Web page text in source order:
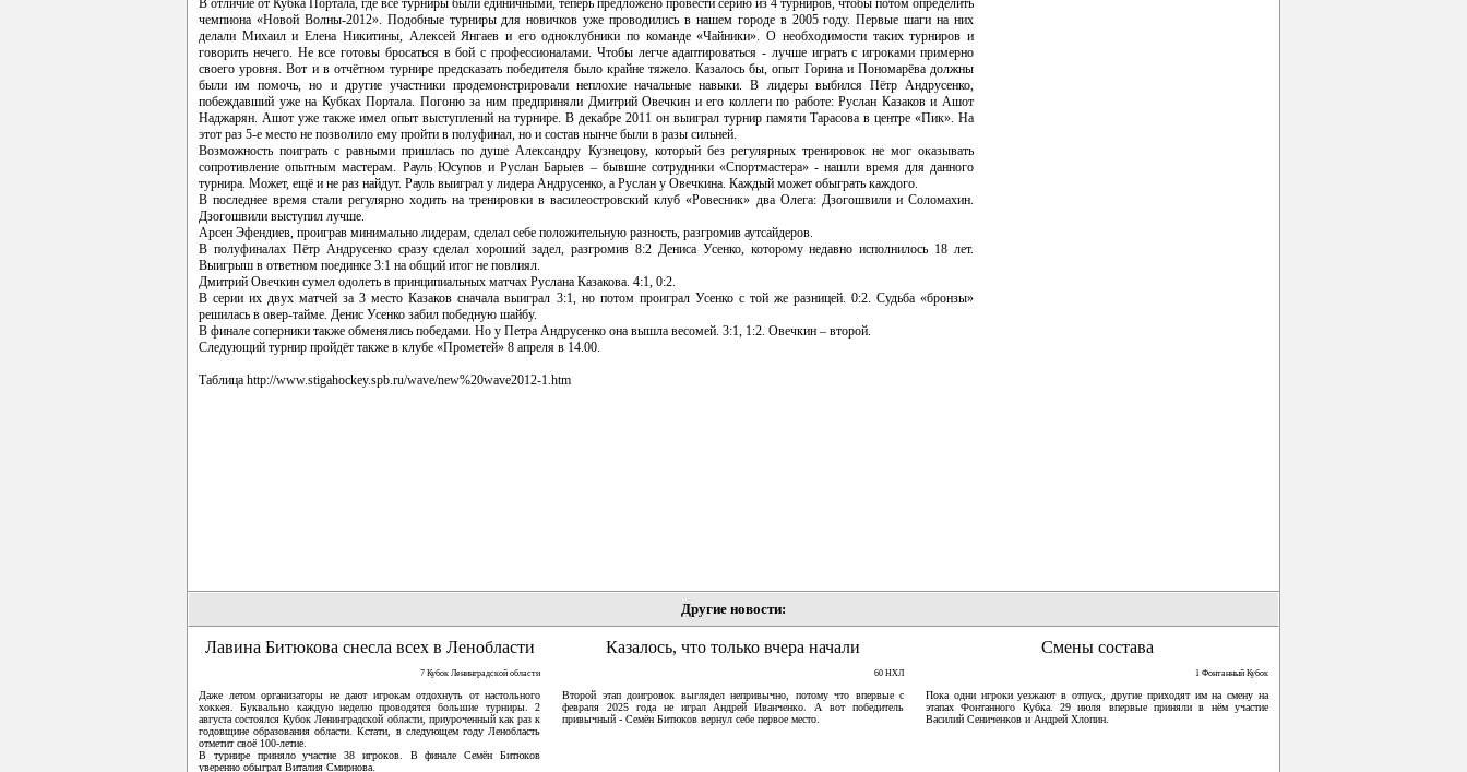
В отличие от Кубка Портала, где все турниры были единичными, теперь предложено провести серию из 4 турниров, чтобы потом определить
чемпиона «Новой Волны-2012». Подобные турниры для новичков уже проводились в нашем городе в 2005 году. Первые шаги на них
делали Михаил и Елена Никитины, Алексей Янгаев и его одноклубники по команде «Чайники». О необходимости таких турниров и
говорить нечего. Не все готовы бросаться в бой с профессионалами. Чтобы легче адаптироваться - лучше играть с игроками примерно
своего уровня. Вот и в отчётном турнире предсказать победителя было крайне тяжело. Казалось бы, опыт Горина и Пономарёва должны
были им помочь, но и другие участники продемонстрировали неплохие начальные навыки. В лидеры выбился Пётр Андрусенко,
побеждавший уже на Кубках Портала. Погоню за ним предприняли Дмитрий Овечкин и его коллеги по работе: Руслан Казаков и Ашот
Наджарян. Ашот уже также имел опыт выступлений на турнире. В декабре 2011 он выиграл турнир памяти Тарасова в центре «Пик». На
этот раз 5-е место не позволило ему пройти в полуфинал, но и состав нынче были в разы сильней.
Возможность поиграть с равными пришлась по душе Александру Кузнецову, который без регулярных тренировок не мог оказывать
сопротивление опытным мастерам. Рауль Юсупов и Руслан Барыев – бывшие сотрудники «Спортмастера» - нашли время для данного
турнира. Может, ещё и не раз найдут. Рауль выиграл у лидера Андрусенко, а Руслан у Овечкина. Каждый может обыграть каждого.
В последнее время стали регулярно ходить на тренировки в василеостровский клуб «Ровесник» два Олега: Дзогошвили и Соломахин.
Дзогошвили выступил лучше.
Арсен Эфендиев, проиграв минимально лидерам, сделал себе положительную разность, разгромив аутсайдеров.
В полуфиналах Пётр Андрусенко сразу сделал хороший задел, разгромив 8:2 Дениса Усенко, которому недавно исполнилось 18 лет.
Выигрыш в ответном поединке 3:1 на общий итог не повлиял.
Дмитрий Овечкин сумел одолеть в принципиальных матчах Руслана Казакова. 4:1, 0:2.
В серии их двух матчей за 3 место Казаков сначала выиграл 3:1, но потом проиграл Усенко с той же разницей. 0:2. Судьба «бронзы»
решилась в овер-тайме. Денис Усенко забил победную шайбу.
В финале соперники также обменялись победами. Но у Петра Андрусенко она вышла весомей. 3:1, 1:2. Овечкин – второй.
Следующий турнир пройдёт также в клубе «Прометей» 8 апреля в 14.00.
Таблица http://www.stigahockey.spb.ru/wave/new%20wave2012-1.htm
Другие новости:
Лавина Битюкова снесла всех в Ленобласти
7 Кубок Ленинградской области
Даже летом организаторы не дают игрокам отдохнуть от настольного
хоккея. Буквально каждую неделю проводятся большие турниры. 2
августа состоялся Кубок Ленинградской области, приуроченный как раз к
годовщине образования области. Кстати, в следующем году Ленобласть
отметит своё 100-летие.
В турнире приняло участие 38 игроков. В финале Семён Битюков
уверенно обыграл Виталия Смирнова.
Казалось, что только вчера начали
60 НХЛ
Второй этап доигровок выглядел непривычно, потому что впервые с
февраля 2025 года не играл Андрей Иванченко. А вот победитель
привычный - Семён Битюков вернул себе первое место.
Смены состава
1 Фонтанный Кубок
Пока одни игроки уезжают в отпуск, другие приходят им на смену на
этапах Фонтанного Кубка. 29 июля впервые приняли в нём участие
Василий Сениченков и Андрей Хлопин.